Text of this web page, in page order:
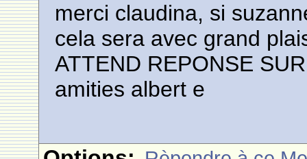
merci claudina, si
cela sera avec grand
ATTEND REPONSE
amities albert e